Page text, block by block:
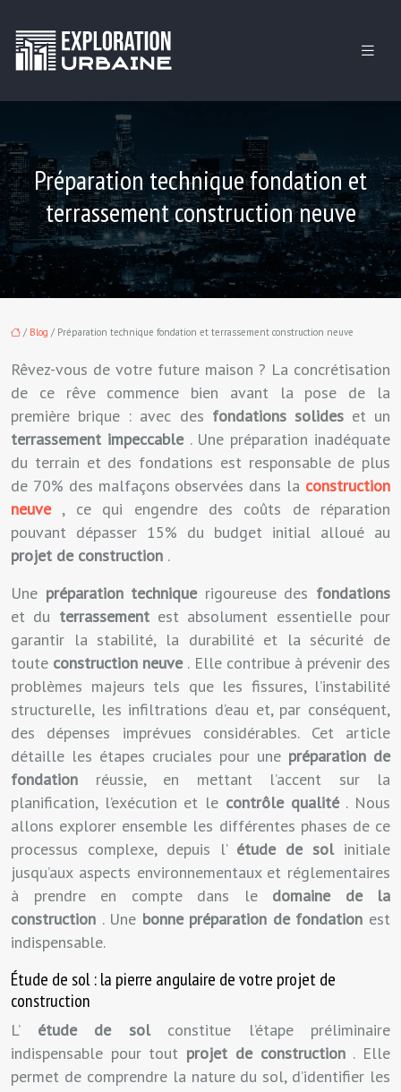
Préparation technique fondation et
terrassement construction neuve
/ Blog / Préparation technique fondation et terrassement construction neuve
Rêvez-vous de votre future maison ? La concrétisation
de ce rêve commence bien avant la pose de la
première brique : avec des fondations solides et un
terrassement impeccable . Une préparation inadéquate
du terrain et des fondations est responsable de plus
de 70% des malfaçons observées dans la construction
neuve , ce qui engendre des coûts de réparation
pouvant dépasser 15% du budget initial alloué au
projet de construction .
Une préparation technique rigoureuse des fondations
et du terrassement est absolument essentielle pour
garantir la stabilité, la durabilité et la sécurité de
toute construction neuve . Elle contribue à prévenir des
problèmes majeurs tels que les fissures, l’instabilité
structurelle, les infiltrations d’eau et, par conséquent,
des dépenses imprévues considérables. Cet article
détaille les étapes cruciales pour une préparation de
fondation réussie, en mettant l’accent sur la
planification, l’exécution et le contrôle qualité . Nous
allons explorer ensemble les différentes phases de ce
processus complexe, depuis l’ étude de sol initiale
jusqu’aux aspects environnementaux et réglementaires
à prendre en compte dans le domaine de la
construction . Une bonne préparation de fondation est
indispensable.
Étude de sol : la pierre angulaire de votre projet de
construction
L’ étude de sol constitue l’étape préliminaire
indispensable pour tout projet de construction . Elle
permet de comprendre la nature du sol, d’identifier les